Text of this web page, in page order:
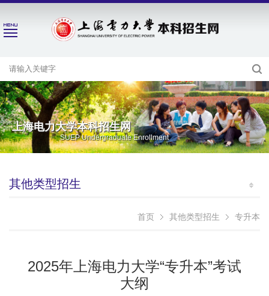
上海电力大学本科招生网
SUEP Undergraduate Enrollment
其他类型招生
首页 其他类型招生 专升本
2025年上海电力大学“专升本”考试
大纲